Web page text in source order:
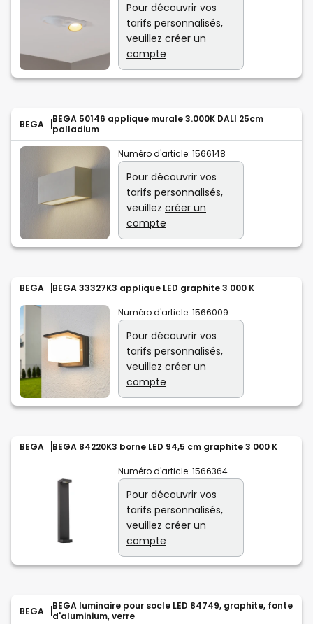
Pour découvrir vos
tarifs personnalisés,
veuillez créer un
compte
BEGA
BEGA 50146 applique murale 3.000K DALI 25cm
palladium
Numéro d'article: 1566148
Pour découvrir vos
tarifs personnalisés,
veuillez créer un
compte
BEGA BEGA 33327K3 applique LED graphite 3 000 K
Numéro d'article: 1566009
Pour découvrir vos
tarifs personnalisés,
veuillez créer un
compte
BEGA BEGA 84220K3 borne LED 94,5 cm graphite 3 000 K
Numéro d'article: 1566364
Pour découvrir vos
tarifs personnalisés,
veuillez créer un
compte
BEGA
BEGA luminaire pour socle LED 84749, graphite, fonte
d'aluminium, verre